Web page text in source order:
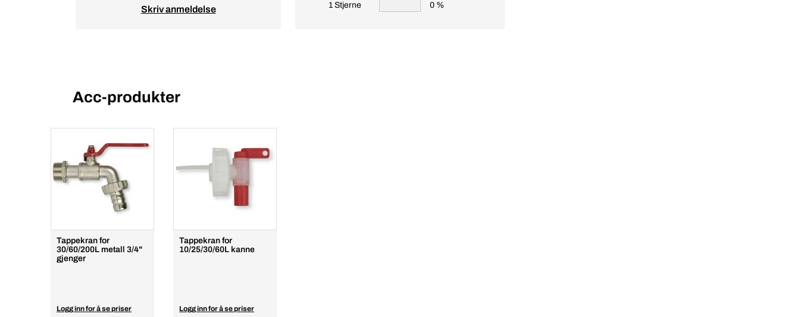
Skriv anmeldelse
1 Stjerne
0 %
Acc-produkter
Tappekran for
30/60/200L metall 3/4"
gjenger
Logg inn for å se priser
Tappekran for
10/25/30/60L kanne
Logg inn for å se priser